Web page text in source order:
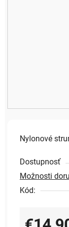
Nylonové
Dostupnosť
Možnosti
Kód: